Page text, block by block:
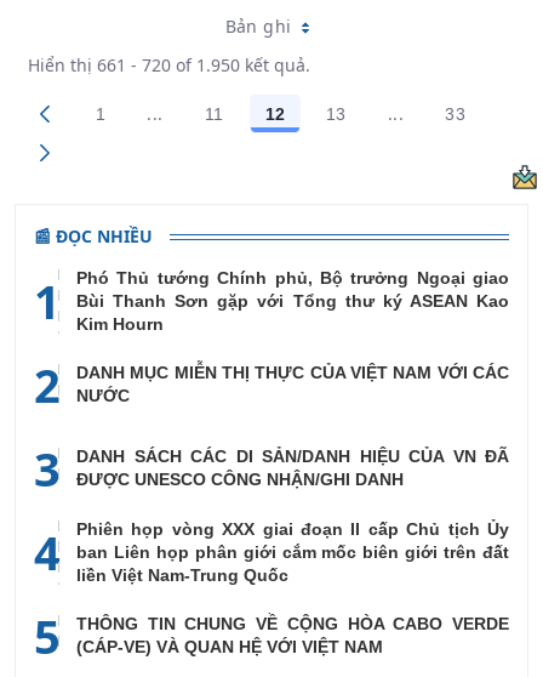
Bản ghi
Hiển thị 661 - 720 of 1.950 kết quả.
Các trang trên cổng
1 ...Trang trung gian Use TAB to navigate.
Các trang trên cổng
11 Các trang trên cổng
12 Các trang trên cổng
13 ...Trang trungCác trang
33
📰 ĐỌC NHIỀU
1
Phó Thủ tướng Chính phủ, Bộ trưởng Ngoại giao
Bùi Thanh Sơn gặp với Tổng thư ký ASEAN Kao
Kim Hourn
2
DANH MỤC MIỄN THỊ THỰC CỦA VIỆT NAM VỚI CÁC
NƯỚC
3
DANH SÁCH CÁC DI SẢN/DANH HIỆU CỦA VN ĐÃ
ĐƯỢC UNESCO CÔNG NHẬN/GHI DANH
4
Phiên họp vòng XXX giai đoạn II cấp Chủ tịch Ủy
ban Liên họp phân giới cắm mốc biên giới trên đất
liền Việt Nam-Trung Quốc
5
THÔNG TIN CHUNG VỀ CỘNG HÒA CABO VERDE
(CÁP-VE) VÀ QUAN HỆ VỚI VIỆT NAM